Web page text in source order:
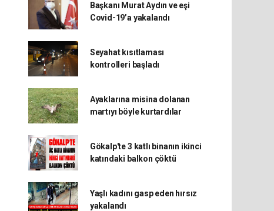
Başkanı Murat Aydın ve eşi
Covid-19’a yakalandı
Seyahat kısıtlaması
kontrolleri başladı
Ayaklarına misina dolanan
martıyı böyle kurtardılar
Gökalp'te 3 katlı binanın ikinci
katındaki balkon çöktü
Yaşlı kadını gasp eden hırsız
yakalandı